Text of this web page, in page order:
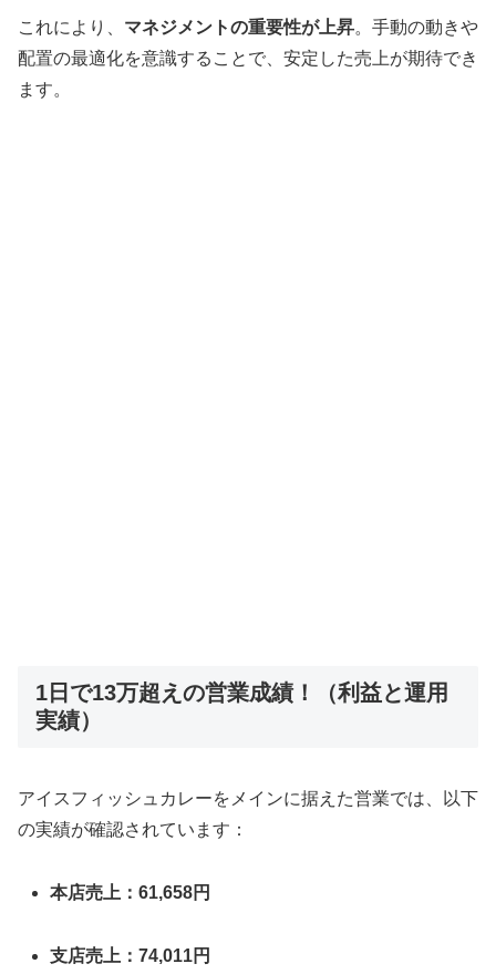
これにより、 マネジメントの重要性が上昇。手動の動きや
配置の最適化を意識することで、安定した売上が期待でき
ます。
1日で13万超えの営業成績！（利益と運用
実績）
アイスフィッシュカレーをメインに据えた営業では、以下
の実績が確認されています：
本店売上：61,658円
支店売上：74,011円